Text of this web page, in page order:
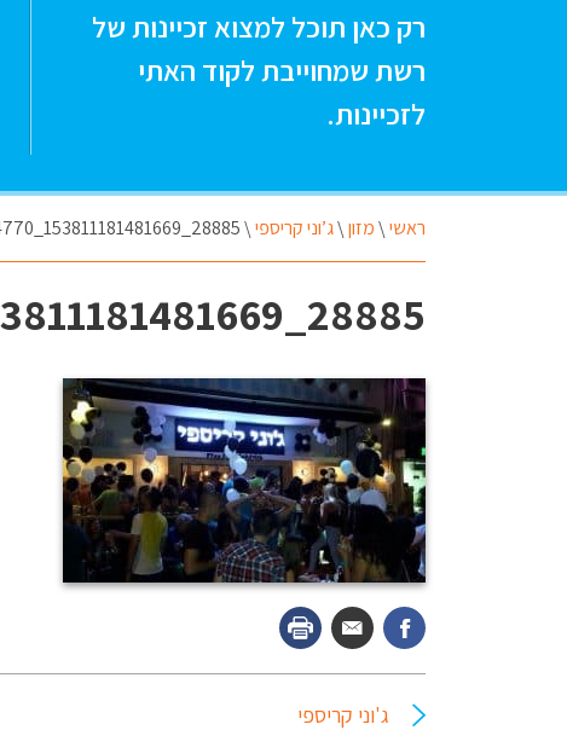
רק כאן תוכל למצוא זכיינות של
רשת שמחוייבת לקוד האתי
לזכיינות.
ראשי\מזון\ג’וני קריספי\
28885_153811181481669_1956334770_n
28885_153811181481669_1956334770_n
ג'וני קריספי